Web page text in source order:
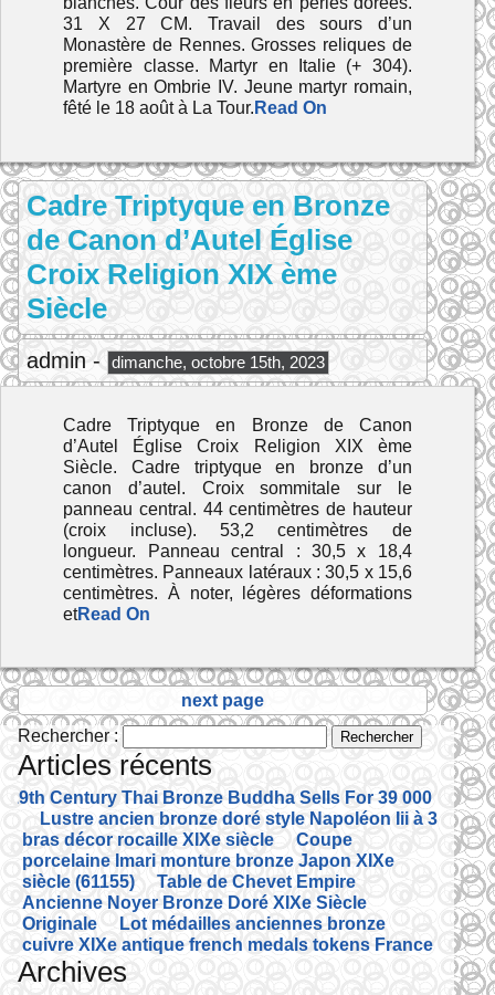
31 X 27 CM. Travail des sours d’un
Monastère de Rennes. Grosses reliques de
première classe. Martyr en Italie (+ 304).
Martyre en Ombrie IV. Jeune martyr romain,
fêté le 18 août à La Tour. Read On
Cadre Triptyque en Bronze
de Canon d’Autel Église
Croix Religion XIX ème
Siècle
admin - dimanche, octobre 15th, 2023
Cadre Triptyque en Bronze de Canon
d’Autel Église Croix Religion XIX ème
Siècle. Cadre triptyque en bronze d’un
canon d’autel. Croix sommitale sur le
panneau central. 44 centimètres de hauteur
(croix incluse). 53,2 centimètres de
longueur. Panneau central : 30,5 x 18,4
centimètres. Panneaux latéraux : 30,5 x 15,6
centimètres. À noter, légères déformations
etRead On
next page
Rechercher :
Articles récents
19th Century Thai Bronze Buddha Sells For 39 000
Lustre ancien bronze doré style Napoléon Iii à 3
bras décor rocaille XIXe siècle
Coupe
porcelaine Imari monture bronze Japon XIXe
siècle (61155)
Table de Chevet Empire
Ancienne Noyer Bronze Doré XIXe Siècle
Originale
Lot médailles anciennes bronze
cuivre XIXe antique french medals tokens France
Archives